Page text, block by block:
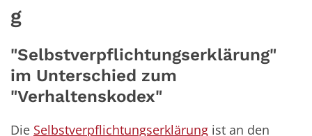
g
"Selbstverpflichtungserklärung"
im Unterschied zum
"Verhaltenskodex"
Die Selbstverpflichtungserklärung ist an den